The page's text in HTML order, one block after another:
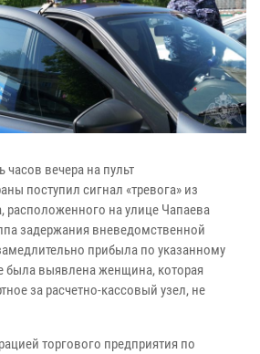
вечера на пульт
поступил сигнал «тревога» из
расположенного на улице Чапаева
задержания вневедомственной
прибыла по указанному
была выявлена женщина, которая
за расчетно-кассовый узел, не
торгового предприятия по